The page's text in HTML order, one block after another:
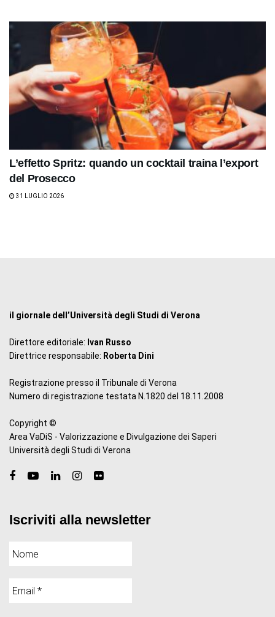
L’effetto Spritz: quando un cocktail traina l’export
del Prosecco
31 LUGLIO 2026
il giornale dell’Università degli Studi di Verona
Direttore editoriale: Ivan Russo
Direttrice responsabile: Roberta Dini
Registrazione presso il Tribunale di Verona
Numero di registrazione testata N.1820 del 18.11.2008
Copyright ©
Area VaDiS - Valorizzazione e Divulgazione dei Saperi
Università degli Studi di Verona
Iscriviti alla newsletter